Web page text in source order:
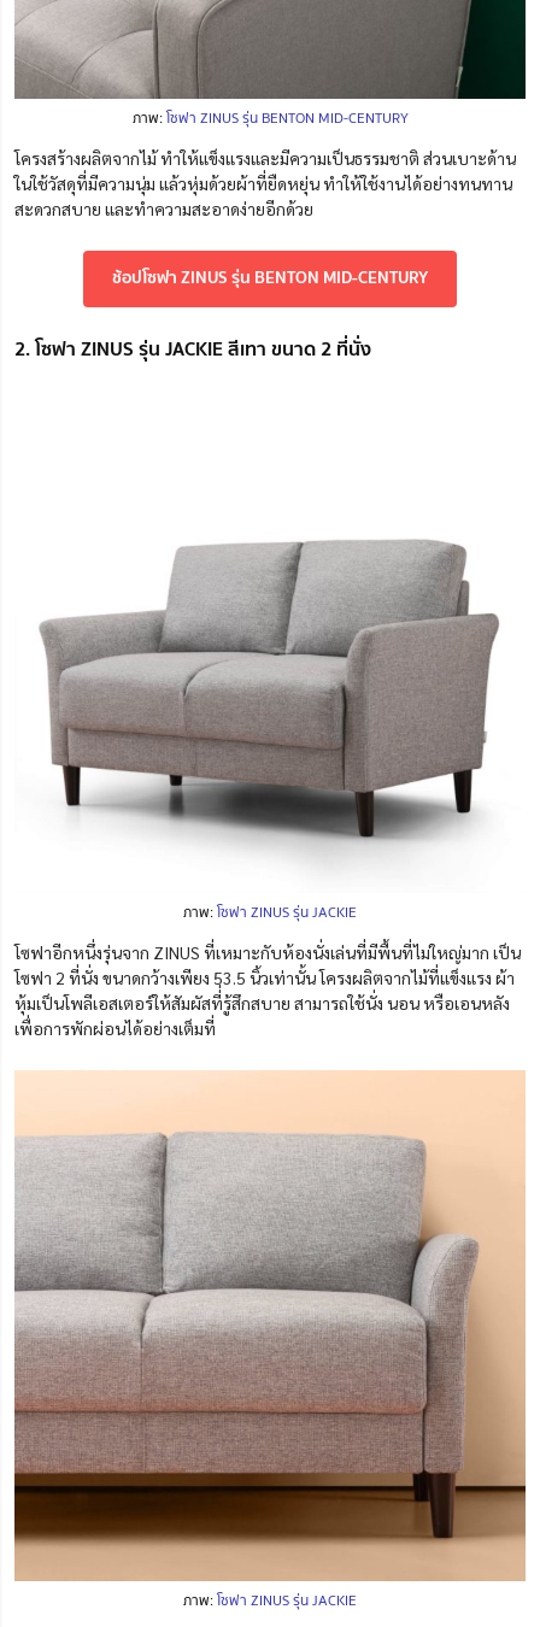
ภาพ:โซฟา ZINUS รุ่น BENTON MID-CENTURY
โครงสร้างผลิตจากไม้ ทำให้แข็งแรงและมีความเป็นธรรมชาติ ส่วนเบาะด้าน
ในใช้วัสดุที่มีความนุ่ม แล้วหุ่มด้วยผ้าที่ยืดหยุ่น ทำให้ใช้งานได้อย่างทนทาน
สะดวกสบาย และทำความสะอาดง่ายอีกด้วย
ช้อปโซฟา ZINUS รุ่น BENTON MID-CENTURY
2. โซฟา ZINUS รุ่น JACKIE สีเทา ขนาด 2 ที่นั่ง
ภาพ:โซฟา ZINUS รุ่น JACKIE
โซฟาอีกหนึ่งรุ่นจาก ZINUS ที่เหมาะกับห้องนั่งเล่นที่มีพื้นที่ไม่ใหญ่มาก เป็น
โซฟา 2 ที่นั่ง ขนาดกว้างเพียง 53.5 นิ้วเท่านั้น โครงผลิตจากไม้ที่แข็งแรง ผ้า
หุ้มเป็นโพลีเอสเตอร์ให้สัมผัสที่่รู้สึกสบาย สามารถใช้นั่ง นอน หรือเอนหลัง
เพื่อการพักผ่อนได้อย่างเต็มที่
ภาพ:โซฟา ZINUS รุ่น JACKIE